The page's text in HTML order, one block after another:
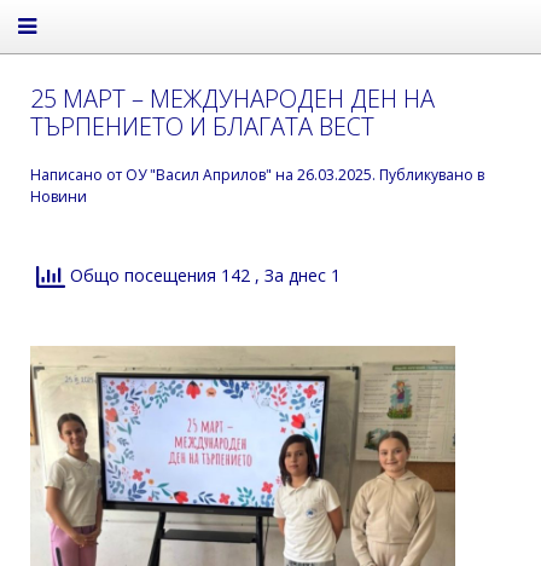
25 МАРТ – МЕЖДУНАРОДЕН ДЕН НА
ТЪРПЕНИЕТО И БЛАГАТА ВЕСТ
Написано от ОУ "Васил Априлов" на 26.03.2025. Публикувано в
Новини
Общо посещения 142 , За днес 1